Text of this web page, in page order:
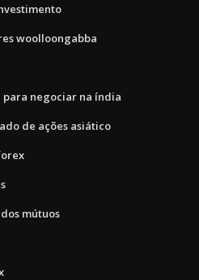
woolloongabba
negociar na índia
de ações asiático
mútuos